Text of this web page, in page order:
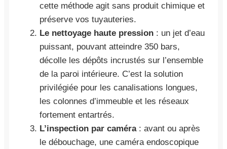
cette méthode agit sans produit chimique et
préserve vos tuyauteries.
Le nettoyage haute pression : un jet d’eau
puissant, pouvant atteindre 350 bars,
décolle les dépôts incrustés sur l’ensemble
de la paroi intérieure. C’est la solution
privilégiée pour les canalisations longues,
les colonnes d’immeuble et les réseaux
fortement entartrés.
L’inspection par caméra: avant ou après
le débouchage, une caméra endoscopique